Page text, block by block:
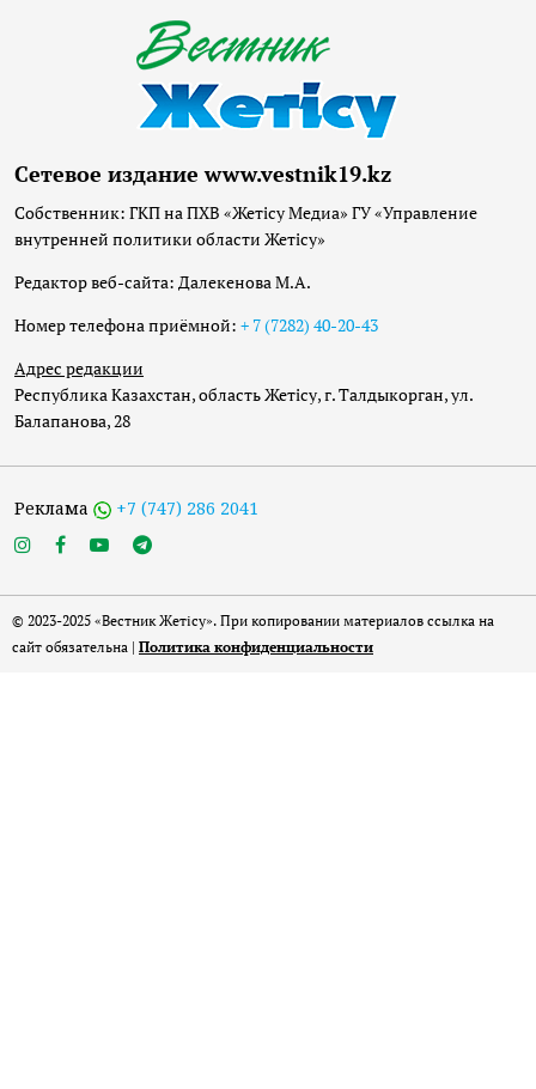
Сетевое издание www.vestnik19.kz
Собственник: ГКП на ПХВ «Жетісу Медиа» ГУ «Управление
внутренней политики области Жетісу»
Редактор веб-сайта: Далекенова М.А.
Номер телефона приёмной: + 7 (7282) 40-20-43
Адрес редакции
Республика Казахстан, область Жетісу, г. Талдыкорган, ул.
Балапанова, 28
Реклама +7 (747) 286 2041
© 2023-2025 «Вестник Жетісу». При копировании материалов ссылка на
сайт обязательна | Политика конфиденциальности